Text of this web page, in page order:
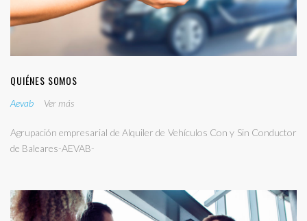
QUIÉNES SOMOS
Aevab Ver más
Agrupación empresarial de Alquiler de Vehículos Con y Sin Conductor
de Baleares-AEVAB-